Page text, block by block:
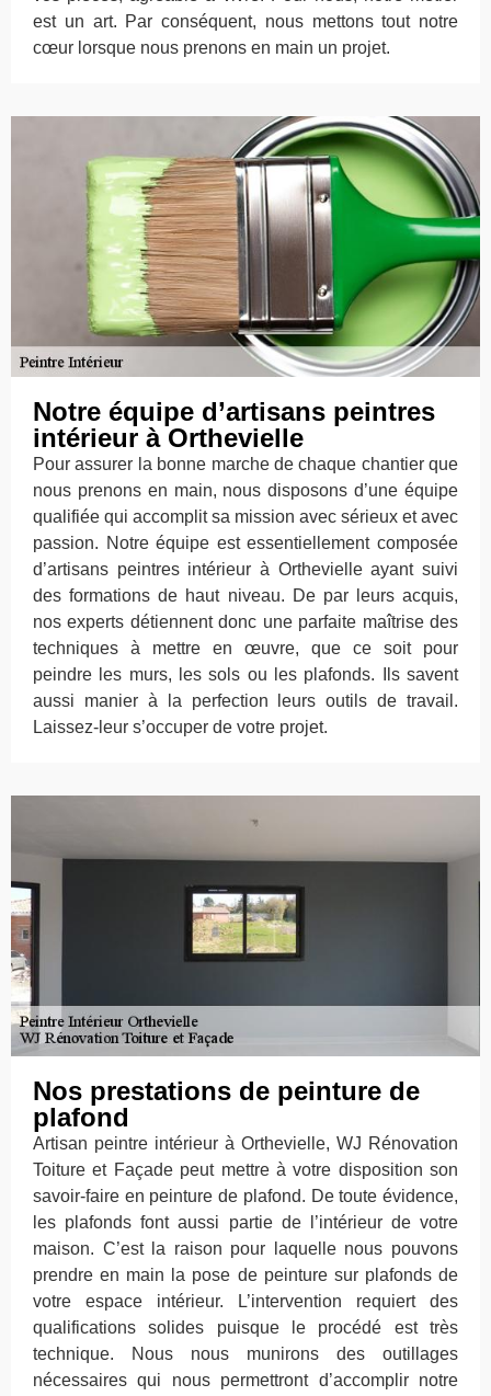
est un art. Par conséquent, nous mettons tout notre
cœur lorsque nous prenons en main un projet.
Notre équipe d’artisans peintres
intérieur à Orthevielle
Pour assurer la bonne marche de chaque chantier que
nous prenons en main, nous disposons d’une équipe
qualifiée qui accomplit sa mission avec sérieux et avec
passion. Notre équipe est essentiellement composée
d’artisans peintres intérieur à Orthevielle ayant suivi
des formations de haut niveau. De par leurs acquis,
nos experts détiennent donc une parfaite maîtrise des
techniques à mettre en œuvre, que ce soit pour
peindre les murs, les sols ou les plafonds. Ils savent
aussi manier à la perfection leurs outils de travail.
Laissez-leur s’occuper de votre projet.
Nos prestations de peinture de
plafond
Artisan peintre intérieur à Orthevielle, WJ Rénovation
Toiture et Façade peut mettre à votre disposition son
savoir-faire en peinture de plafond. De toute évidence,
les plafonds font aussi partie de l’intérieur de votre
maison. C’est la raison pour laquelle nous pouvons
prendre en main la pose de peinture sur plafonds de
votre espace intérieur. L’intervention requiert des
qualifications solides puisque le procédé est très
technique. Nous nous munirons des outillages
nécessaires qui nous permettront d’accomplir notre